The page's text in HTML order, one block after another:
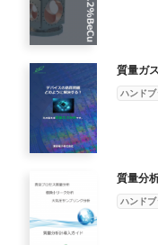
質量ガ
ハンドブ
質量分
ハンドブ